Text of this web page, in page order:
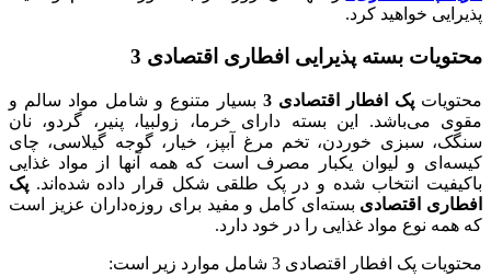
پذیرایی خواهید کرد.
محتویات بسته پذیرایی افطاری اقتصادی 3
محتویات پک افطار اقتصادی 3
بسیار متنوع و شامل مواد سالم و
مقوی می‌باشد. این بسته دارای خرما، زولبیا، پنیر، گردو، نان
سنگک، سبزی خوردن، تخم‌ مرغ آبپز، خیار، گوجه گیلاسی، چای
کیسه‌ای و لیوان یکبار مصرف است که همه آنها از مواد غذایی
باکیفیت انتخاب شده‌ و در پک طلقی شکل قرار داده شده‌اند. پک
افطاری اقتصادی بسته‌ای کامل و مفید برای روزه‌داران عزیز است
که همه نوع مواد غذایی را در خود دارد.
محتویات پک افطار اقتصادی 3 شامل موارد زیر است: